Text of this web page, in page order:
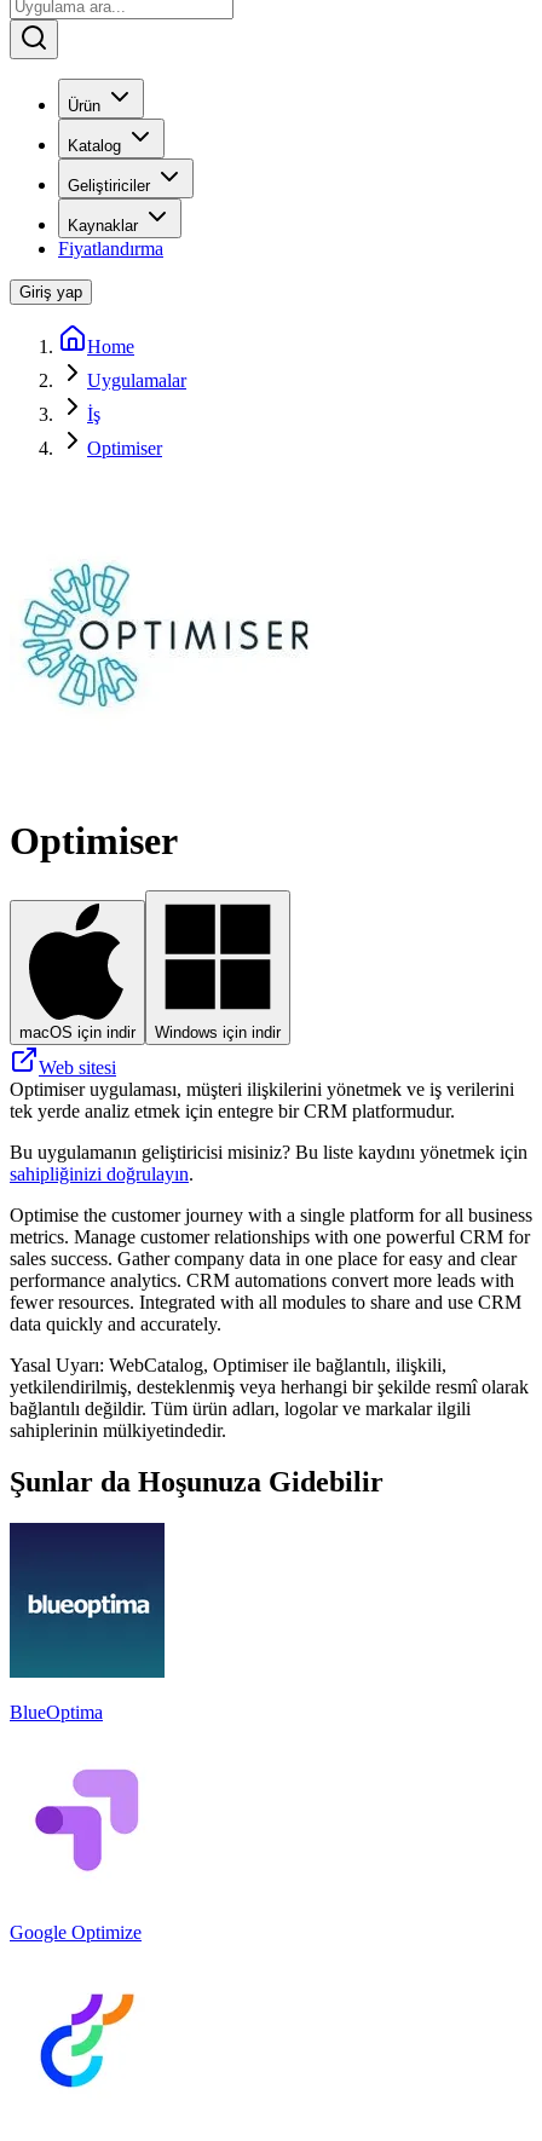
Ürün
Katalog
Geliştiriciler
Kaynaklar
Fiyatlandırma
Giriş yap
Home
Uygulamalar
İş
Optimiser
Optimiser
macOS için indir Windows için indir
Web sitesi
Optimiser uygulaması, müşteri ilişkilerini yönetmek ve iş verilerini
tek yerde analiz etmek için entegre bir CRM platformudur.
Bu uygulamanın geliştiricisi misiniz? Bu liste kaydını yönetmek için
sahipliğinizi doğrulayın.
Optimise the customer journey with a single platform for all business
metrics. Manage customer relationships with one powerful CRM for
sales success. Gather company data in one place for easy and clear
performance analytics. CRM automations convert more leads with
fewer resources. Integrated with all modules to share and use CRM
data quickly and accurately.
Yasal Uyarı: WebCatalog, Optimiser ile bağlantılı, ilişkili,
yetkilendirilmiş, desteklenmiş veya herhangi bir şekilde resmî olarak
bağlantılı değildir. Tüm ürün adları, logolar ve markalar ilgili
sahiplerinin mülkiyetindedir.
Şunlar da Hoşunuza Gidebilir
BlueOptima
Google Optimize